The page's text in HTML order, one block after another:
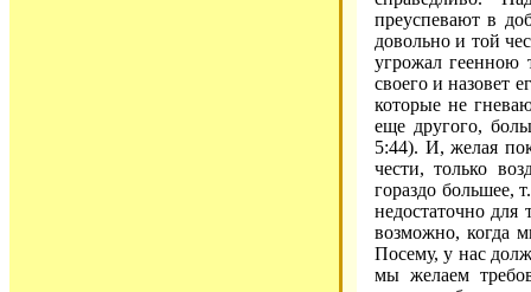
преуспевают в
довольно и той
угрожал геенною
своего и назовет
которые не
еще другого,
5:44). И, желая
чести, только
гораздо большее,
недостаточно для
возможно, когда
Посему, у нас
мы желаем